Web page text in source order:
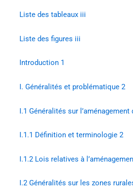
Liste des tableaux iii
Liste des figures iii
Introduction 1
I. Généralités et problématique 2
I.1 Généralités sur l’aménagement
I.1.1 Définition et terminologie 2
I.1.2 Lois relatives à
I.2 Généralités sur les zones